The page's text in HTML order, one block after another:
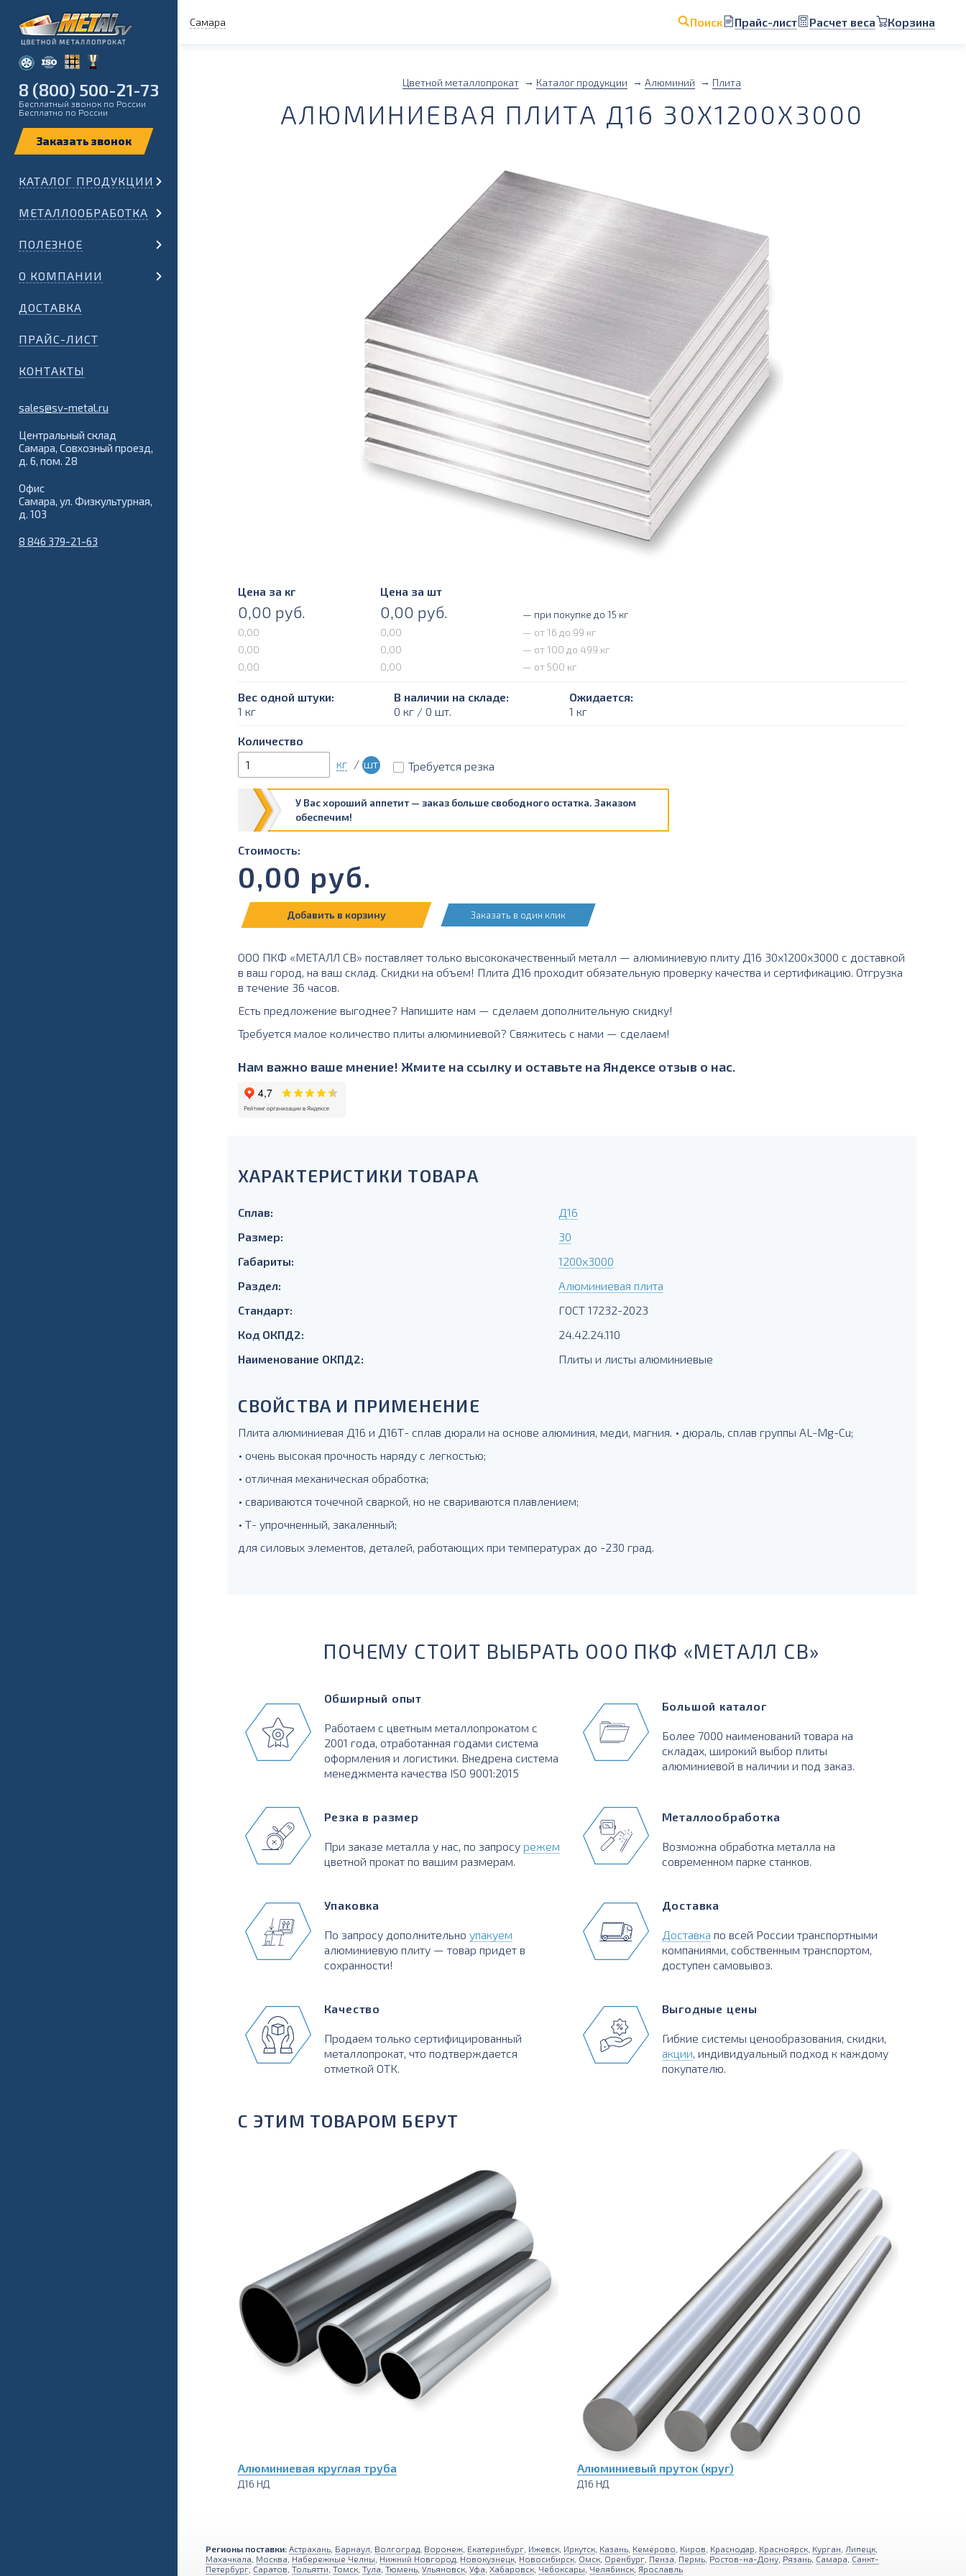
Самара Поиск Прайс-лист Расчет веса Корзина
8 (800) 500-21-73
Бесплатный звонок по России
Бесплатно по России
КАТАЛОГ ПРОДУКЦИИ
МЕТАЛЛООБРАБОТКА
ПОЛЕЗНОЕ
О КОМПАНИИ
ДОСТАВКА
ПРАЙС-ЛИСТ
КОНТАКТЫ
sales@sv-metal.ru
Центральный склад
Самара, Совхозный проезд,
д. 6, пом. 28
Офис
Самара, ул. Физкультурная,
д. 103
8 846 379-21-63
Цветной металлопрокат Каталог продукции Алюминий Плита
АЛЮМИНИЕВАЯ ПЛИТА Д16 30Х1200Х3000
Цена за кг Цена за шт
0,00 руб. 0,00 руб.
— при покупке до 15 кг
0,00
0,00
— от 16 до 99 кг
0,00
0,00
— от 100 до 499 кг
0,00
0,00 — от 500 кг
Вес одной штуки:
1 кг
В наличии на складе:
0 кг / 0 шт.
Ожидается:
1 кг
Количество
кг / шт Требуется резка
У Вас хороший аппетит — заказ больше свободного остатка. Заказом
обеспечим!
Стоимость:
0,00 руб.
Добавить в корзину Заказать в один клик
ООО ПКФ «МЕТАЛЛ СВ» поставляет только высококачественный металл — алюминиевую плиту Д16 30х1200х3000 с доставкой
в ваш город, на ваш склад. Скидки на объем! Плита Д16 проходит обязательную проверку качества и сертификацию. Отгрузка
в течение 36 часов.
Есть предложение выгоднее? Напишите нам — сделаем дополнительную скидку!
Требуется малое количество плиты алюминиевой? Свяжитесь с нами — сделаем!
Нам важно ваше мнение! Жмите на ссылку и оставьте на Яндексе отзыв о нас.
ХАРАКТЕРИСТИКИ ТОВАРА
Сплав:
Д16
Размер:
30
Габариты:
1200х3000
Раздел:
Алюминиевая плита
Стандарт:
ГОСТ 17232-2023
Код ОКПД2:
24.42.24.110
Наименование ОКПД2:
Плиты и листы алюминиевые
СВОЙСТВА И ПРИМЕНЕНИЕ
Плита алюминиевая Д16 и Д16Т- сплав дюрали на основе алюминия, меди, магния. • дюраль, сплав группы AL-Mg-Cu;
• очень высокая прочность наряду с легкостью;
• отличная механическая обработка;
• свариваются точечной сваркой, но не свариваются плавлением;
• Т- упрочненный, закаленный;
для силовых элементов, деталей, работающих при температурах до -230 град.
ПОЧЕМУ СТОИТ ВЫБРАТЬ ООО ПКФ «МЕТАЛЛ СВ»
Обширный опыт
Работаем с цветным металлопрокатом с
2001 года, отработанная годами система
оформления и логистики. Внедрена система
менеджмента качества ISO 9001:2015
Резка в размер
При заказе металла у нас, по запросу режем
цветной прокат по вашим размерам.
Упаковка
По запросу дополнительно упакуем
алюминиевую плиту — товар придет в
сохранности!
Качество
Продаем только сертифицированный
металлопрокат, что подтверждается
отметкой ОТК.
Большой каталог
Более 7000 наименований товара на
складах, широкий выбор плиты
алюминиевой в наличии и под заказ.
Металлообработка
Возможна обработка металла на
современном парке станков.
Доставка
Доставка по всей России транспортными
компаниями, собственным транспортом,
доступен самовывоз.
Выгодные цены
Гибкие системы ценообразования, скидки,
акции, индивидуальный подход к каждому
покупателю.
С ЭТИМ ТОВАРОМ БЕРУТ
Алюминиевая круглая труба
Д16 НД
Алюминиевый пруток (круг)
Д16 НД
Регионы поставки: Астрахань Барнаул Волгоград Воронеж Екатеринбург Ижевск Иркутск Казань Кемерово Киров Краснодар Красноярск Курган Липецк
Махачкала Москва Набережные Челны Нижний Новгород Новокузнецк Новосибирск Омск Оренбург Пенза Пермь Ростов-на-Дону Рязань Самара Санкт-
Петербург Саратов Тольятти Томск Тула Тюмень Ульяновск Уфа Хабаровск Чебоксары Челябинск Ярославль